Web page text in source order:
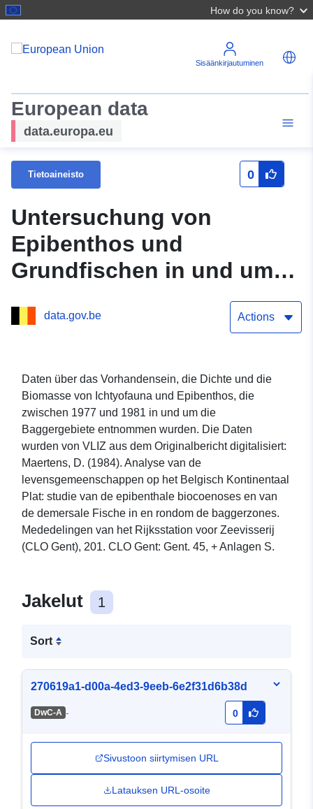
How do you know?
Sisäänkirjautuminen
European data
data.europa.eu
Tietoaineisto 0
Untersuchung von
Epibenthos und
Grundfischen in und um
die Baggergebiete des
belgischen
1981)
data.gov.be Actions
Daten über das Vorhandensein, die Dichte und die
Biomasse von Ichtyofauna und Epibenthos, die
zwischen 1977 und 1981 in und um die
Baggergebiete entnommen wurden. Die Daten
wurden von VLIZ aus dem Originalbericht digitalisiert:
Maertens, D. (1984). Analyse van de
levensgemeenschappen op het Belgisch Kontinentaal
Plat: studie van de epibenthale biocoenoses en van
de demersale Fische in en rondom de baggerzones.
Mededelingen van het Rijksstation voor Zeevisserij
(CLO Gent), 201. CLO Gent: Gent. 45, + Anlagen S.
Jakelut 1
Sort
270619a1-d00a-4ed3-9eeb-6e2f31d6b38d
DwC-A - 0
Sivustoon siirtymisen URL
Latauksen URL-osoite